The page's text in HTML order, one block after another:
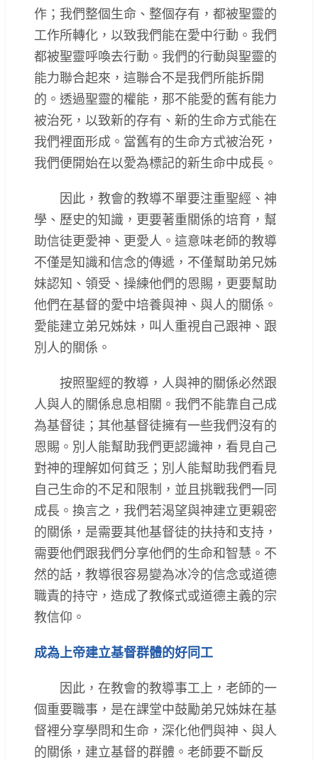
作；我們整個生命、整個存有，都被聖靈的
工作所轉化，以致我們能在愛中行動。我們
都被聖靈呼喚去行動。我們的行動與聖靈的
能力聯合起來，這聯合不是我們所能拆開
的。透過聖靈的權能，那不能愛的舊有能力
被治死，以致新的存有、新的生命方式能在
我們裡面形成。當舊有的生命方式被治死，
我們便開始在以愛為標記的新生命中成長。
因此，教會的教導不單要注重聖經、神
學、歷史的知識，更要著重關係的培育，幫
助信徒更愛神、更愛人。這意味老師的教導
不僅是知識和信念的傳遞，不僅幫助弟兄姊
妹認知、領受、操練他們的恩賜，更要幫助
他們在基督的愛中培養與神、與人的關係。
愛能建立弟兄姊妹，叫人重視自己跟神、跟
別人的關係。
按照聖經的教導，人與神的關係必然跟
人與人的關係息息相關。我們不能靠自己成
為基督徒；其他基督徒擁有一些我們沒有的
恩賜。別人能幫助我們更認識神，看見自己
對神的理解如何貧乏；別人能幫助我們看見
自己生命的不足和限制，並且挑戰我們一同
成長。換言之，我們若渴望與神建立更親密
的關係，是需要其他基督徒的扶持和支持，
需要他們跟我們分享他們的生命和智慧。不
然的話，教導很容易變為冰冷的信念或道德
職責的持守，造成了教條式或道德主義的宗
教信仰。
成為上帝建立基督群體的好同工
因此，在教會的教導事工上，老師的一
個重要職事，是在課堂中鼓勵弟兄姊妹在基
督裡分享學問和生命，深化他們與神、與人
的關係，建立基督的群體。老師要不斷反